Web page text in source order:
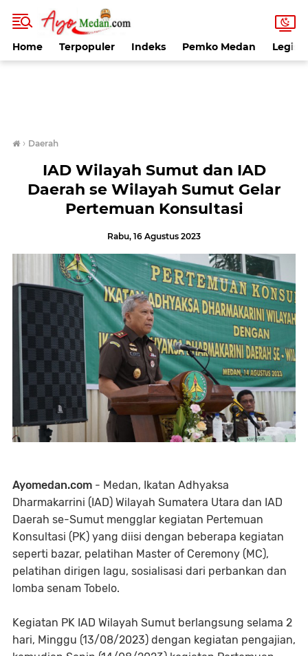
Home Terpopuler Indeks Pemko Medan
› Daerah
IAD Wilayah Sumut dan IAD
Daerah se Wilayah Sumut Gelar
Pertemuan Konsultasi
Rabu, 16 Agustus 2023
Ayomedan.com - Medan, Ikatan Adhyaksa
Dharmakarrini (IAD) Wilayah Sumatera Utara dan IAD
Daerah se-Sumut mengglar kegiatan Pertemuan
Konsultasi (PK) yang diisi dengan beberapa kegiatan
seperti bazar, pelatihan Master of Ceremony (MC),
pelatihan dirigen lagu, sosialisasi dari perbankan dan
lomba senam Tobelo.
Kegiatan PK IAD Wilayah Sumut berlangsung selama 2
hari, Minggu (13/08/2023) dengan kegiatan pengajian,